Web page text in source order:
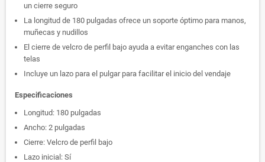
un cierre seguro
La longitud de 180 pulgadas ofrece un soporte óptimo para manos,
muñecas y nudillos
El cierre de velcro de perfil bajo ayuda a evitar enganches con las
telas
Incluye un lazo para el pulgar para facilitar el inicio del vendaje
Especificaciones
Longitud: 180 pulgadas
Ancho: 2 pulgadas
Cierre: Velcro de perfil bajo
Lazo inicial: Sí